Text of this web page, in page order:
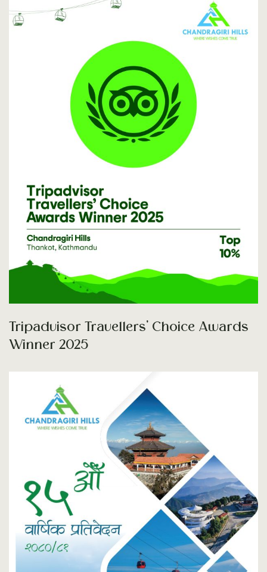
Tripadvisor Travellers’ Choice Awards
Winner 2025